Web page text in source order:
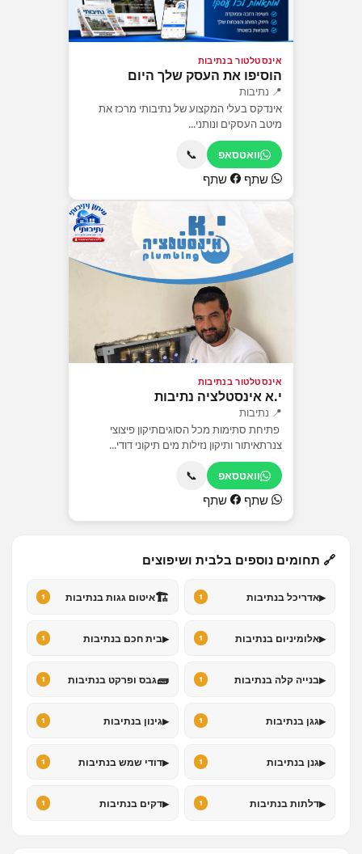
אינסטלטור בנתיבות
הוסיפו את העסק שלך היום
📍 נתיבות
אינדקס בעלי המקצוע של נתיבותי מרכז את
מיטב העסקים ונותני...
וואטסאפ 📞
שתף שתף
אינסטלטור בנתיבות
י.א אינסטלציה נתיבות
📍 נתיבות
פתיחת סתימות מכל הסוגיםתיקון פיצוצי
צנרתאיתור ותיקון נזילות מים תיקוני דודי...
וואטסאפ 📞
שתף שתף
🔗 תחומים נוספים בלבית ושיפוצים
▸אדריכל בנתיבות 1
🏗️איטום גגות בנתיבות 1
▸אלומיניום בנתיבות 1
▸בית חכם בנתיבות 1
▸בנייה קלה בנתיבות 1
🧱גבס ופרקט בנתיבות 1
▸גגן בנתיבות 1
▸גינון בנתיבות 1
▸גנן בנתיבות 1
▸דודי שמש בנתיבות 1
▸דלתות בנתיבות 1
▸דקים בנתיבות 1